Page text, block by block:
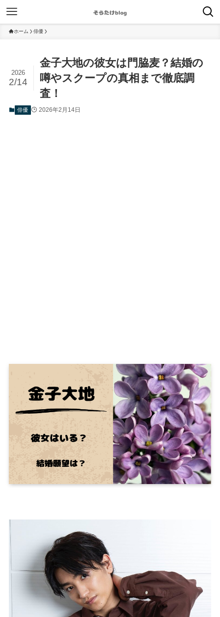
ホーム 俳優
金子大地の彼女は門脇麦？結婚の
噂やスクープの真相まで徹底調
査！
2026
2/14
俳優 2026年2月14日